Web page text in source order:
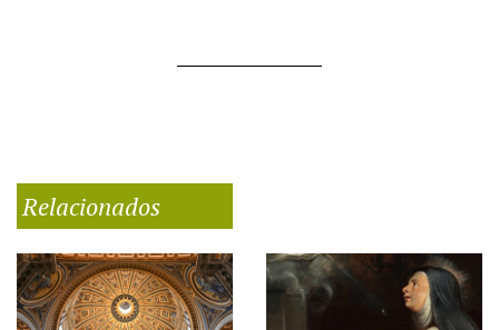
Relacionados